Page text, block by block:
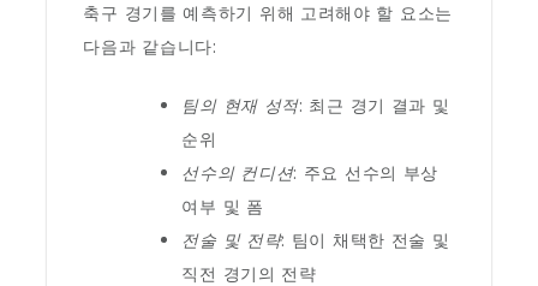
축구 경기를 예측하기 위해 고려해야 할 요소는
다음과 같습니다:
팀의 현재 성적: 최근 경기 결과 및
순위
선수의 컨디션: 주요 선수의 부상
여부 및 폼
전술 및 전략: 팀이 채택한 전술 및
직전 경기의 전략